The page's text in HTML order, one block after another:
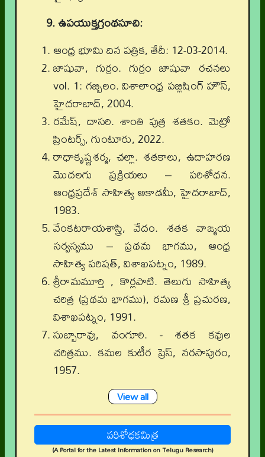
9. ఉపయుక్తగ్రంథసూచి:
ఆంధ్ర భూమి దిన పత్రిక, తేదీ: 12-03-2014.
జాషువా, గుర్రం. గుర్రం జాషువా రచనలు
vol. 1: గబ్బిలం. విశాలాంధ్ర పబ్లిషింగ్ హౌస్,
హైదరాబాద్, 2004.
రమేష్, దాసరి. శాంతి పుత్ర శతకం. మెట్రో
ప్రింటర్స్, గుంటూరు, 2022.
రాధాకృష్ణశర్మ, చల్లా. శతకాలు, ఉదాహరణ
మొదలగు ప్రక్రియలు – పరిశోధన.
ఆంధ్రప్రదేశ్ సాహిత్య అకాడమీ, హైదరాబాద్,
1983.
వేంకటరాయశాస్త్రి, వేదం. శతక వాఙ్మయ
సర్వస్వము – ప్రథమ భాగము, ఆంధ్ర
సాహిత్య పరిషత్, విశాఖపట్నం, 1989.
శ్రీరామమూర్తి , కొర్లపాటి. తెలుగు సాహిత్య
చరిత్ర (ప్రథమ భాగము), రమణ శ్రీ ప్రచురణ,
విశాఖపట్నం, 1991.
సుబ్బారావు, వంగూరి. - శతక కవుల
చరిత్రము. కమల కుటీర ప్రెస్, నరసాపురం,
1957.
View all
పరిశోధకమిత్ర
(A Portal for the Latest Information on Telugu Research)